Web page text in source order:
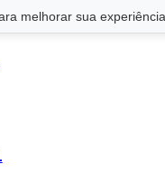
melhorar sua